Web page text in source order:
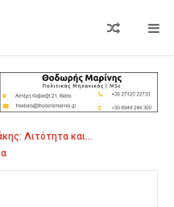
Λιτότητα και…